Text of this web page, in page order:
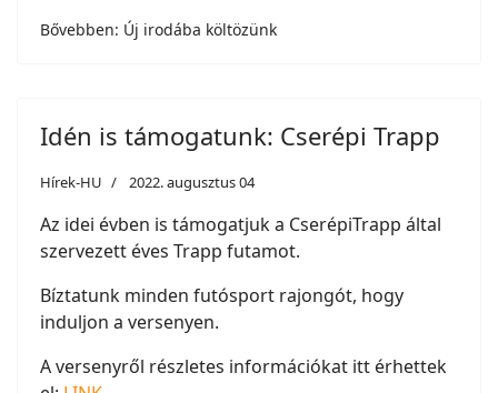
Bővebben: Új irodába költözünk
Idén is támogatunk: Cserépi Trapp
Hírek-HU 2022. augusztus 04
Az idei évben is támogatjuk a CserépiTrapp által
szervezett éves Trapp futamot.
Bíztatunk minden futósport rajongót, hogy
induljon a versenyen.
A versenyről részletes információkat itt érhettek